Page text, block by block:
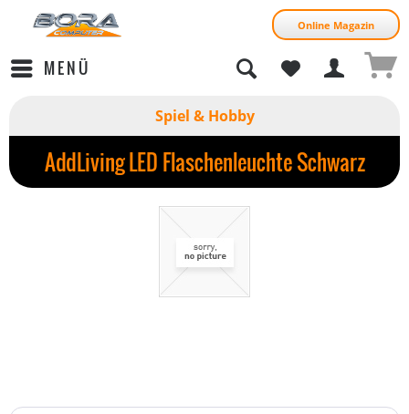
Online Magazin
MENÜ
Spiel & Hobby
AddLiving LED Flaschenleuchte Schwarz